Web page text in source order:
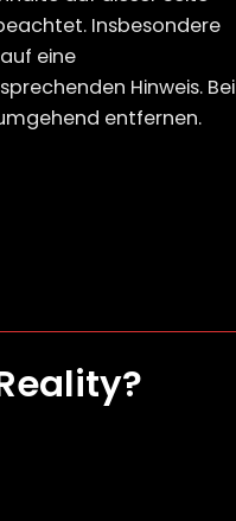
Insbesondere
eine
Hinweis. Bei
entfernen.